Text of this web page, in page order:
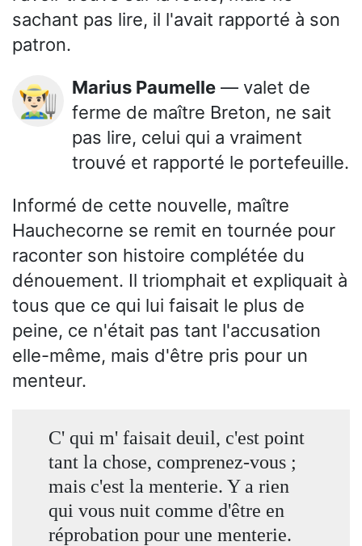
sachant pas lire, il l'avait rapporté à son
patron.
👨🏻‍🌾 Marius Paumelle — valet de
ferme de maître Breton, ne sait
pas lire, celui qui a vraiment
trouvé et rapporté le portefeuille.
Informé de cette nouvelle, maître
Hauchecorne se remit en tournée pour
raconter son histoire complétée du
dénouement. Il triomphait et expliquait à
tous que ce qui lui faisait le plus de
peine, ce n'était pas tant l'accusation
elle-même, mais d'être pris pour un
menteur.
C' qui m' faisait deuil, c'est point
tant la chose, comprenez-vous ;
mais c'est la menterie. Y a rien
qui vous nuit comme d'être en
réprobation pour une menterie.